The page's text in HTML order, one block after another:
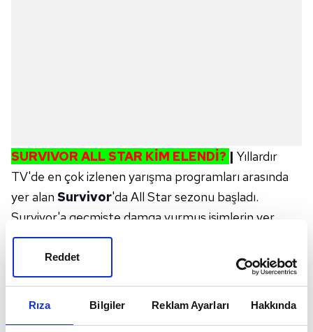
Rıza Bilgiler Reklam Ayarları Hakkında
Reddet
SURVIVOR ALL STAR KİM ELENDİ? | Yıllardır
TV'de en çok izlenen yarışma programları arasında
yer alan Survivor'da All Star sezonu başladı.
Survivor'a geçmişte damga vurmuş isimlerin yer
aldığı Survivor All Star'da bu akşam düello heyecanı
yaşanacak. SMS oylaması kaldırıldığı bu sezonda
sadece başarı kriteri yarışmacıları finale götürecek.
Peki, 2 Haziran Survivor elenen isim kim oldu?